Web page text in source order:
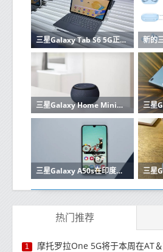
三星Galaxy Tab S6 5G正式成为全球首款5G平板电脑 于今日开始发售
三星Galaxy Home Mini将于2月7日推出
三星Galaxy A50s在印度永久降价高达2500卢比
热门推荐
1 摩托罗拉One 5G将于本周在AT